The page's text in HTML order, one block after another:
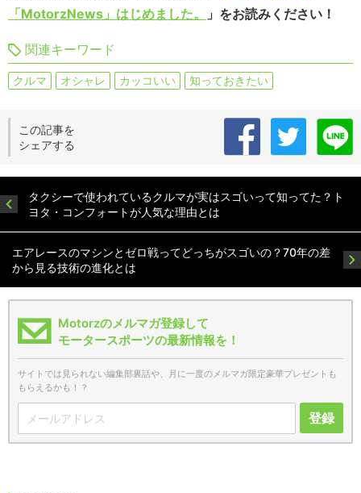
「MotorzNews」はじめました。
」をお読みください！
関連キーワード
クルマ オシャレ カッコいい 知っておきたい
この記事を
シェアする
タクシーで使われているクルマが実はスゴいって知ってた？ト
ヨタ・コンフォートが人気な理由とは
エアレースのマシンとゼロ戦ってどっちがスゴいの？70年の差
から見る技術の進化とは
Motorzのメルマガ登録して
モータースポーツの最新情報を！
サイトでは見られない編集部裏話や、月に一度のメルマガ限定豪華プレゼントも
もらえるかも！？
登録